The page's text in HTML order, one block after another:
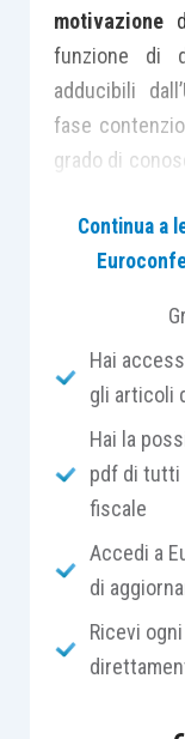
motivazione
funzione di
adducibili
fase
grado di
differenziata
ciascun atto.
fermo
la
contenga l’
base ai quali
necessità
utilizzati per
adottato, è
Continua a
Hai
gli articoli
Hai la
pdf di tutti
fiscale
Accedi a
di
Ricevi